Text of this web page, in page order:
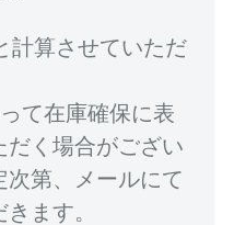
計算させていただ
て在庫確保に表
だく場合がござい
次第、メールにて
ます。